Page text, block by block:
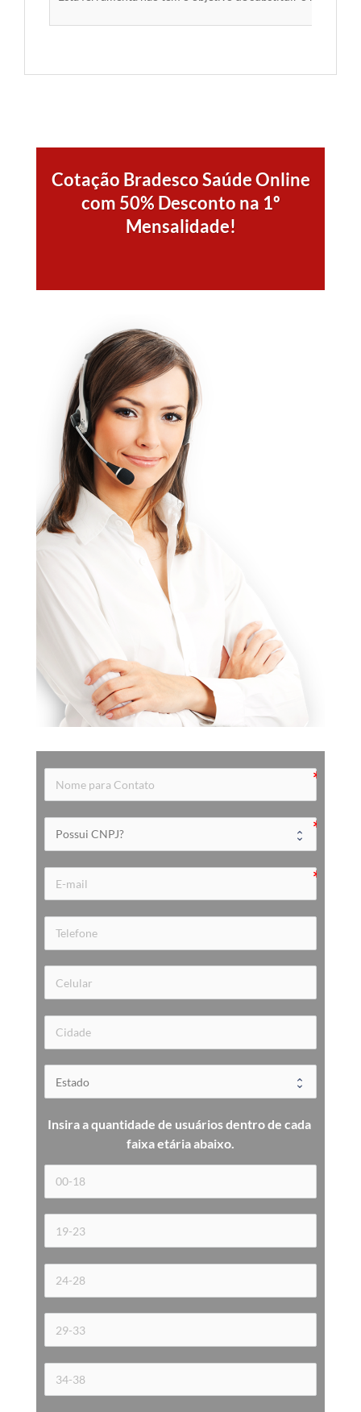
Cotação Bradesco Saúde Online
com 50% Desconto na 1º
Mensalidade!
faixa etária abaixo.